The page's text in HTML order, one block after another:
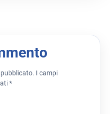
I campi
*